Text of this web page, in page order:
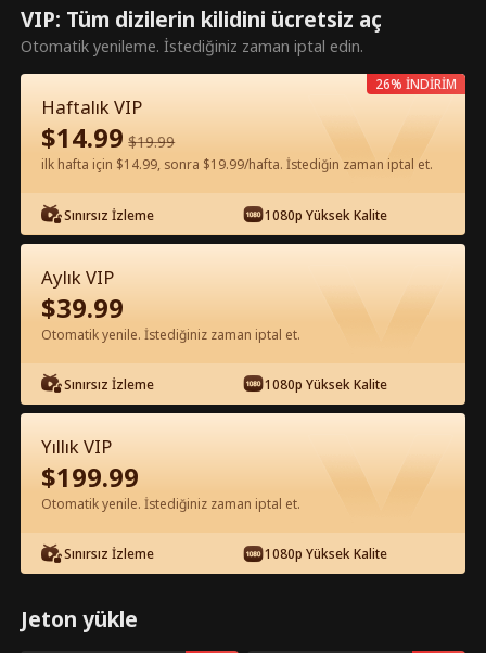
Bunlar ücretli bölümler. İzlemek
için kilidi açın.
Uygulamada Ücretsiz İzle
Bölüm 54 - Haine Karşı Ortaklık Tam
Film
1-50 51-94
54 55 56 57 58
VIP: Tüm dizilerin kilidini ücretsiz aç
Otomatik yenileme. İstediğiniz zaman iptal edin.
Haftalık VIP
$14.99 $19.99
ilk hafta için $14.99, sonra $19.99/hafta. İstediğin zaman iptal et.
Sınırsız İzleme 1080p Yüksek Kalite
26% İNDİRİM
Aylık VIP
$39.99
Otomatik yenile. İstediğiniz zaman iptal et.
Sınırsız İzleme 1080p Yüksek Kalite
Yıllık VIP
$199.99
Otomatik yenile. İstediğiniz zaman iptal et.
Sınırsız İzleme 1080p Yüksek Kalite
Jeton yükle